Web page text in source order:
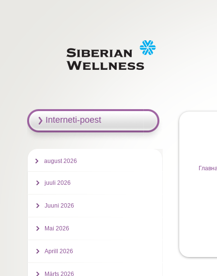
Interneti-poest
august 2026
juuli 2026
Juuni 2026
Mai 2026
Aprill 2026
Märts 2026